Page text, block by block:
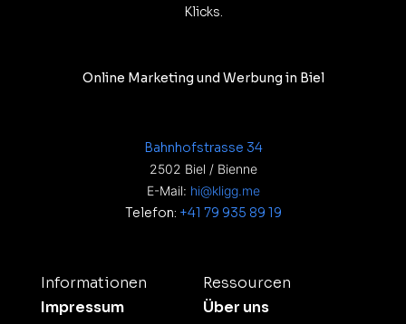
Klicks.
Online Marketing und Werbung in Biel
Bahnhofstrasse 34
2502 Biel / Bienne
E-Mail: hi@kligg.me
Telefon: +41 79 935 89 19
Informationen
Impressum
Ressourcen
Über uns